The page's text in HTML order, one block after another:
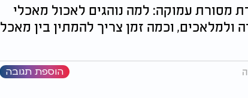
מסורת עמוקה: למה נוהגים לאכול מאכלי
וכמה זמן צריך להמתין בין מאכל
הוספת תגובה